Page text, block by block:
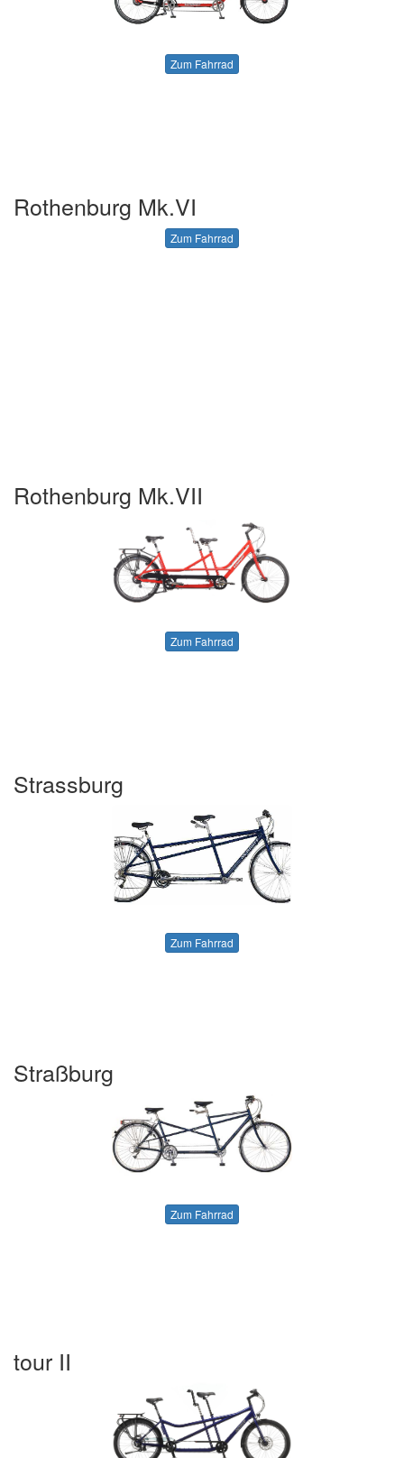
Zum Fahrrad
Rothenburg Mk.VI
Zum Fahrrad
Rothenburg Mk.VII
Zum Fahrrad
Strassburg
Zum Fahrrad
Straßburg
Zum Fahrrad
tour II